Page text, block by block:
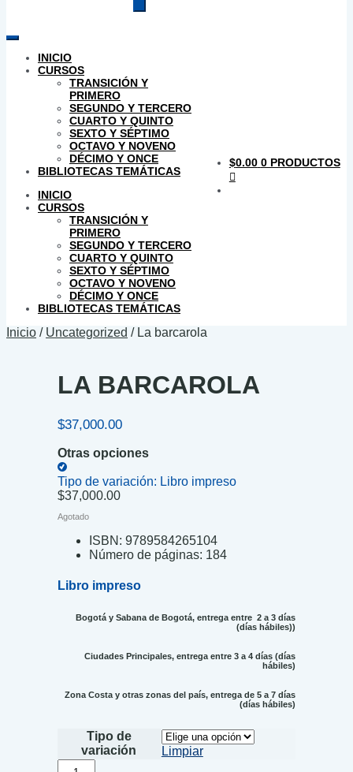
productos
INICIO
CURSOS
TRANSICIÓN Y
PRIMERO
SEGUNDO Y TERCERO
CUARTO Y QUINTO
SEXTO Y SÉPTIMO
OCTAVO Y NOVENO
DÉCIMO Y ONCE
BIBLIOTECAS TEMÁTICAS
INICIO
CURSOS
TRANSICIÓN Y
PRIMERO
SEGUNDO Y TERCERO
CUARTO Y QUINTO
SEXTO Y SÉPTIMO
OCTAVO Y NOVENO
DÉCIMO Y ONCE
BIBLIOTECAS TEMÁTICAS
$0.00 0 PRODUCTOS
Inicio / Uncategorized / La barcarola
LA BARCAROLA
$37,000.00
Otras opciones
Tipo de variación: Libro impreso
$37,000.00
Agotado
ISBN: 9789584265104
Número de páginas: 184
Libro impreso
Bogotá y Sabana de Bogotá, entrega entre 2 a 3 días
(días hábiles))
Ciudades Principales, entrega entre 3 a 4 días (días
hábiles)
Zona Costa y otras zonas del país, entrega de 5 a 7 días
(días hábiles)
Tipo de
variación
Limpiar